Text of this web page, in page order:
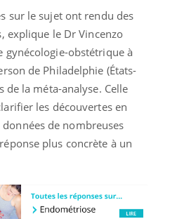
sur le sujet ont rendu des
explique le Dr Vincenzo
gynécologie-obstétrique à
de Philadelphie (États-
de la méta-analyse. Celle
les découvertes en
de nombreuses
plus concrète à un